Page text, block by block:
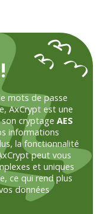
mots de passe
AxCrypt est une
cryptage AES
informations
la fonctionnalité
peut vous
et uniques
ce qui rend plus
données